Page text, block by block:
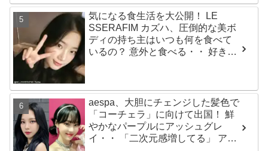
を語る「ずっと夢見てたステー
ジ…嬉しくて光栄」
気になる食生活を大公開！ LE
SSERAFIM カズハ、圧倒的な美ボ
ディの持ち主はいつも何を食べて
いるの？ 意外と食べる・・ 好きな
aespa、大胆にチェンジした髪色で
「コーチェラ」に向けて出国！ 鮮
やかなパープルにアッシュグレ
イ・・ 「二次元感増してる」 アバ